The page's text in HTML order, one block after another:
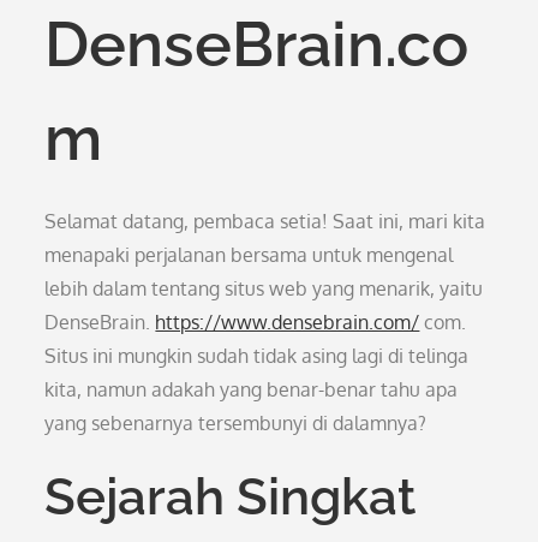
DenseBrain.co
m
Selamat datang, pembaca setia! Saat ini, mari kita
menapaki perjalanan bersama untuk mengenal
lebih dalam tentang situs web yang menarik, yaitu
DenseBrain. https://www.densebrain.com/ com.
Situs ini mungkin sudah tidak asing lagi di telinga
kita, namun adakah yang benar-benar tahu apa
yang sebenarnya tersembunyi di dalamnya?
Sejarah Singkat